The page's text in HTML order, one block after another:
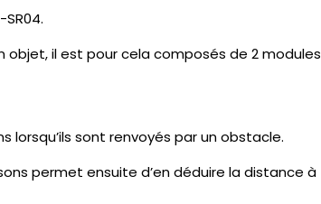
objet, il est pour cela composés de 2 modules
sont renvoyés par un obstacle.
permet ensuite d’en déduire la distance à